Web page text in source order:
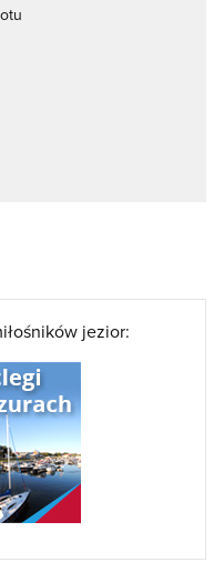
jezior: